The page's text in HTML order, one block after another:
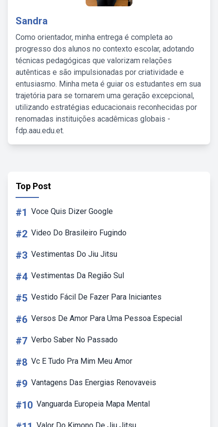
Sandra
Como orientador, minha entrega é completa ao
progresso dos alunos no contexto escolar, adotando
técnicas pedagógicas que valorizam relações
autênticas e são impulsionadas por criatividade e
entusiasmo. Minha meta é guiar os estudantes em sua
trajetória para se tornarem uma geração excepcional,
utilizando estratégias educacionais reconhecidas por
renomadas instituições acadêmicas globais -
fdp.aau.edu.et.
Top Post
#1 Voce Quis Dizer Google
#2 Video Do Brasileiro Fugindo
#3 Vestimentas Do Jiu Jitsu
#4 Vestimentas Da Região Sul
#5 Vestido Fácil De Fazer Para Iniciantes
#6 Versos De Amor Para Uma Pessoa Especial
#7 Verbo Saber No Passado
#8 Vc E Tudo Pra Mim Meu Amor
#9 Vantagens Das Energias Renovaveis
#10 Vanguarda Europeia Mapa Mental